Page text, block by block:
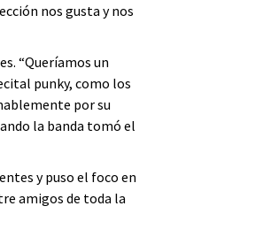
nos gusta y nos
“Queríamos un
punky, como los
por su
la banda tomó el
y puso el foco en
amigos de toda la